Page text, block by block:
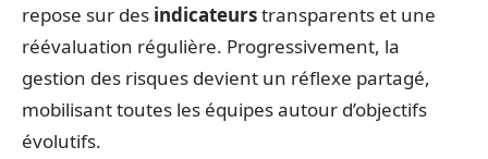
repose sur des indicateurstransparents et une
réévaluation régulière. Progressivement, la
gestion des risques devient un réflexe partagé,
mobilisant toutes les équipes autour d’objectifs
évolutifs.